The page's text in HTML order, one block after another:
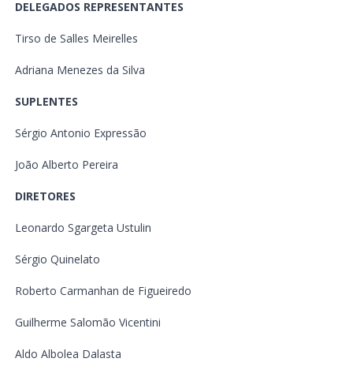
DELEGADOS REPRESENTANTES
Tirso de Salles Meirelles
Adriana Menezes da Silva
SUPLENTES
Sérgio Antonio Expressão
João Alberto Pereira
DIRETORES
Leonardo Sgargeta Ustulin
Sérgio Quinelato
Roberto Carmanhan de Figueiredo
Guilherme Salomão Vicentini
Aldo Albolea Dalasta